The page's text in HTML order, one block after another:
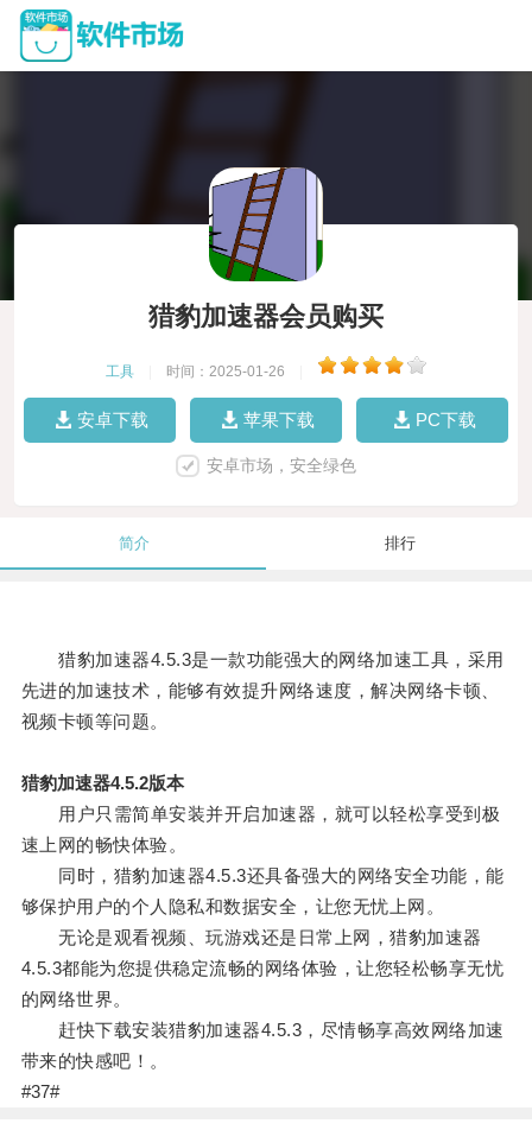
猎豹加速器会员购买
工具 时间：2025-01-26
安卓下载 苹果下载 PC下载
安卓市场，安全绿色
简介 排行
猎豹加速器4.5.3是一款功能强大的网络加速工具，采用
先进的加速技术，能够有效提升网络速度，解决网络卡顿、
视频卡顿等问题。
猎豹加速器4.5.2版本
用户只需简单安装并开启加速器，就可以轻松享受到极
速上网的畅快体验。
同时，猎豹加速器4.5.3还具备强大的网络安全功能，能
够保护用户的个人隐私和数据安全，让您无忧上网。
无论是观看视频、玩游戏还是日常上网，猎豹加速器
4.5.3都能为您提供稳定流畅的网络体验，让您轻松畅享无忧
的网络世界。
赶快下载安装猎豹加速器4.5.3，尽情畅享高效网络加速
带来的快感吧！。
#37#